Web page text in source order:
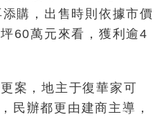
購，出售時則依據市價
60萬元來看，獲利逾4
案，地主于復華家可
民辦都更由建商主導，